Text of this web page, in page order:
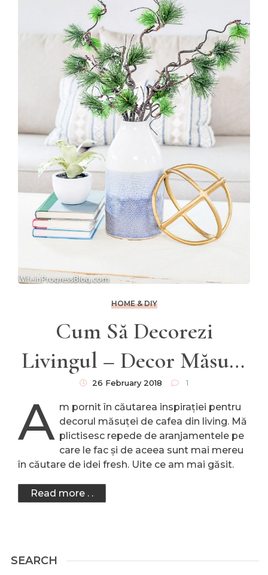
SEARCH
HOME & DIY
Cum Să Decorezi
Livingul – Decor Măsuță
De Cafea
26 February 2018 1
A m pornit în căutarea inspirației pentru
decorul măsuței de cafea din living. Mă
plictisesc repede de aranjamentele pe
care le fac și de aceea sunt mai mereu
în căutare de idei fresh. Uite ce am mai găsit.
Read more . .